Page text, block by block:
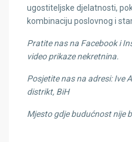
ugostiteljske djelatnosti,
kombinaciju poslovnog i
Pratite nas na Facebook i
video prikaze nekretnina.
Posjetite nas na adresi: Ive
distrikt, BiH
Mjesto gdje budućnost nije